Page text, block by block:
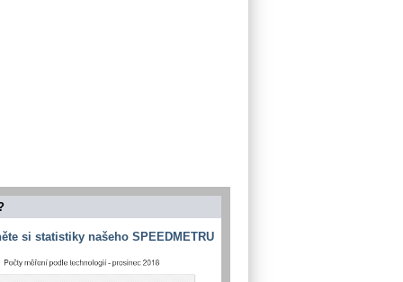
si statistiky našeho SPEEDMETRU